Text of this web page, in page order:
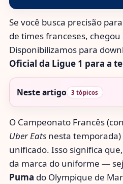
Se você busca precisão
de times franceses,
Disponibilizamos para
Oficial da Ligue 1 para a
Neste artigo 3 tópicos
O Campeonato Francês
Uber Eats nesta
unificado. Isso significa
da marca do uniforme —
Puma do Olympique de